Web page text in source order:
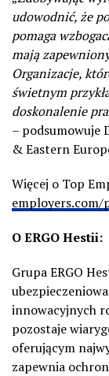
udowodnić, że
pomaga
mają
Organizacje,
świetnym
doskonalenie
– podsumowuje
& Eastern
Więcej o Top
O ERGO Hestii:
Grupa ERGO
innowacyjnych
pozostaje
oferującym
zapewnia